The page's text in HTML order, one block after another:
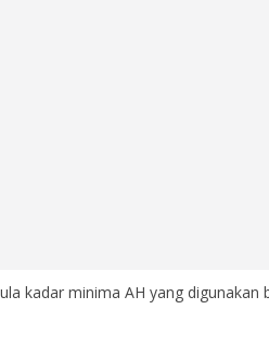
kadar minima AH yang digunakan